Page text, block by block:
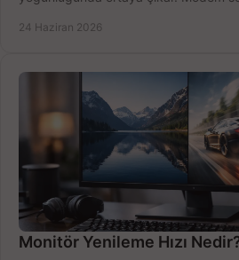
24 Haziran 2026
Monitör Yenileme Hızı